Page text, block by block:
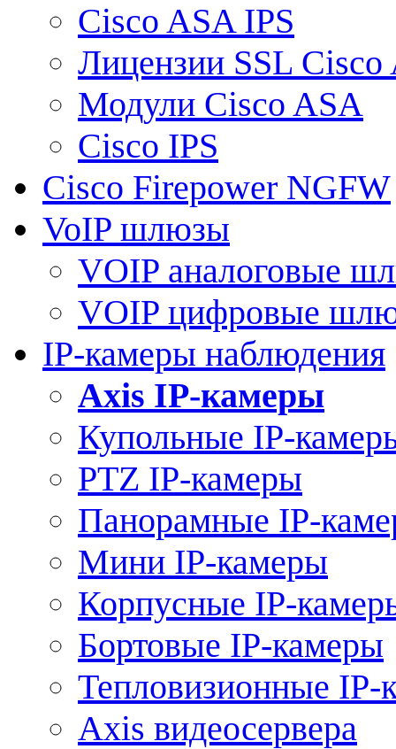
Cisco ASA IPS
Лицензии SSL Cisco
Модули Cisco ASA
Cisco IPS
Cisco Firepower NGFW
VoIP шлюзы
VOIP аналоговые
VOIP цифровые
IP-камеры наблюдения
Axis IP-камеры
Купольные IP-
PTZ IP-камеры
Панорамные IP-
Мини IP-камеры
Корпусные IP-
Бортовые IP-камеры
Тепловизионные IP-
Axis видеосервера